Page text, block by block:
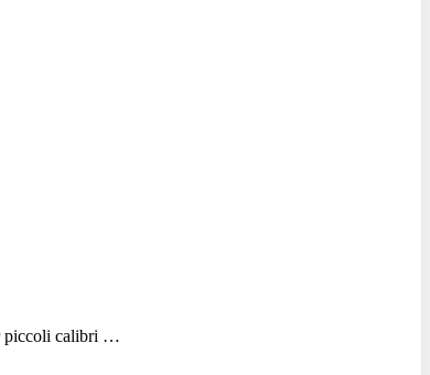
piccoli calibri …